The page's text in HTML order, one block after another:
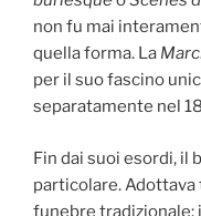
non fu mai
quella forma. La
per il suo fascino
separatamente nel
Fin dai suoi esordi, il
particolare.
funebre tradizionale: